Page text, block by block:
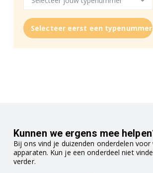
Selecteer eerst een typenummer
Kunnen we ergens mee
Bij ons vind je duizenden onderdelen
apparaten. Kun je een onderdeel niet
verder.